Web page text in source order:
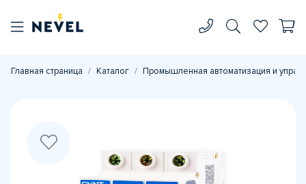
Главная страница Каталог Промышленная автоматизация и